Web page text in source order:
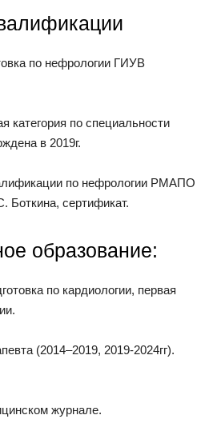
по нефрологии ГИУВ
категория по специальности
в 2019г.
по нефрологии РМАПО
Боткина, сертификат.
образование:
по кардиологии, первая
(2014–2019, 2019-2024гг).
журнале.